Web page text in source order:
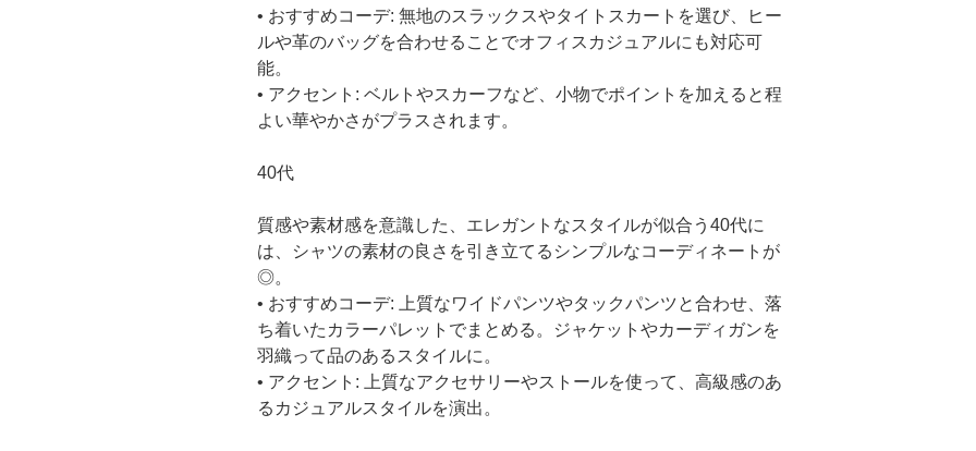
• おすすめコーデ: 無地のスラックスやタイトスカートを選び、ヒー
ルや革のバッグを合わせることでオフィスカジュアルにも対応可
能。
• アクセント: ベルトやスカーフなど、小物でポイントを加えると程
よい華やかさがプラスされます。
40代
質感や素材感を意識した、エレガントなスタイルが似合う40代に
は、シャツの素材の良さを引き立てるシンプルなコーディネートが
◎。
• おすすめコーデ: 上質なワイドパンツやタックパンツと合わせ、落
ち着いたカラーパレットでまとめる。ジャケットやカーディガンを
羽織って品のあるスタイルに。
• アクセント: 上質なアクセサリーやストールを使って、高級感のあ
るカジュアルスタイルを演出。